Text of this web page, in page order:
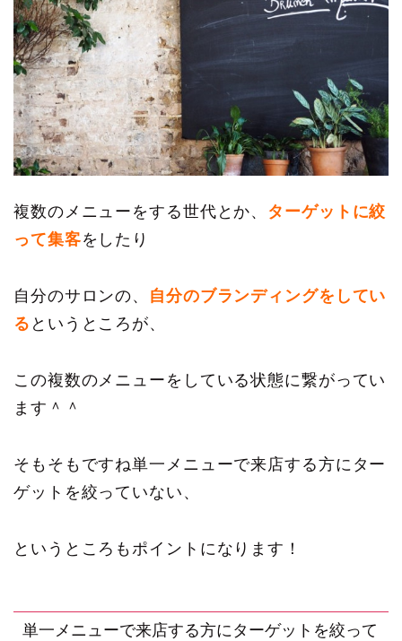
複数のメニューをする世代とか、 ターゲットに絞
って集客をしたり
自分のサロンの、 自分のブランディングをしてい
る というところが、
この複数のメニューをしている状態に繋がってい
ます＾＾
そもそもですね単一メニューで来店する方にター
ゲットを絞っていない、
というところもポイントになります！
単一メニューで来店する方にターゲットを絞って